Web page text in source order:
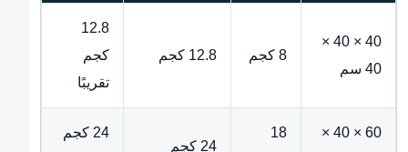
40 × 40 ×
40 سم
8 كجم 12.8 كجم
12.8
كجم
تقريبًا
60 × 40 ×
18
24 كجم
24 كجم